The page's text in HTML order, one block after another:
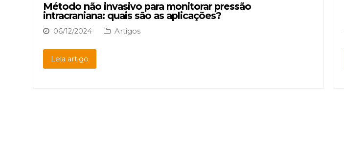
Método não invasivo para monitorar pressão
intracraniana: quais são as aplicações?
06/12/2024 Artigos
Leia artigo